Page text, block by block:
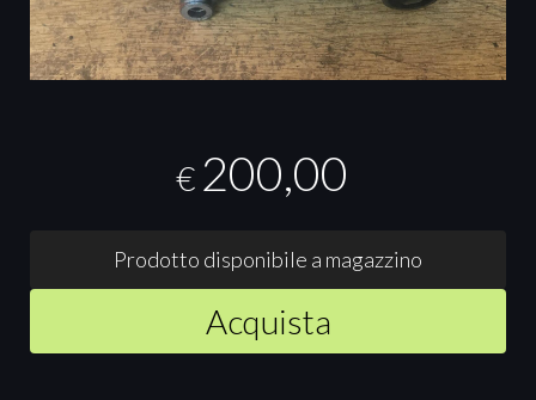
€ 200,00
Prodotto disponibile a magazzino
Acquista